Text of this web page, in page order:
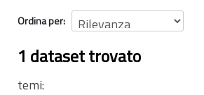
Ordina per
1 dataset trovato
temi: